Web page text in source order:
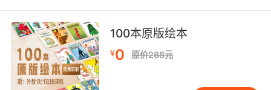
询问治疗： What’s the treatment plan for my
condition? Do I need to be hospitalized?
办理住院： I need to be admitted to the
hospital. Which ward will I be staying in?
100本原版绘本
¥0 原价288元